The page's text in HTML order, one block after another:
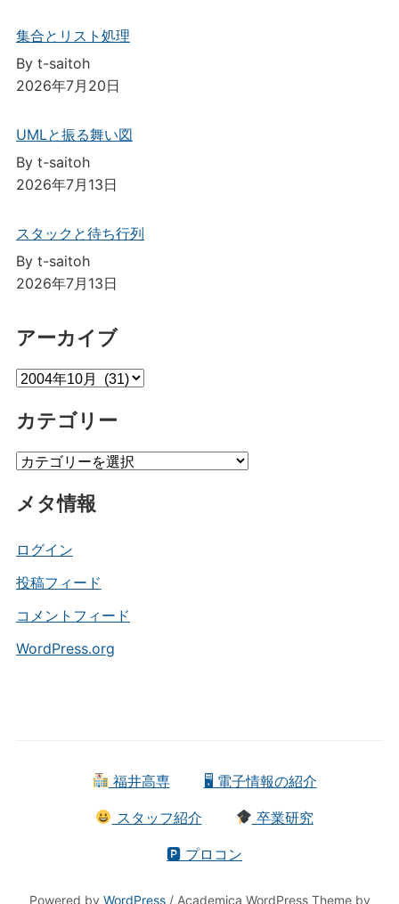
集合とリスト処理
By t-saitoh
2026年7月20日
UMLと振る舞い図
By t-saitoh
2026年7月13日
スタックと待ち行列
By t-saitoh
2026年7月13日
アーカイブ
ア
カ
ブ
カテゴリー
カ
ゴ
ー
メタ情報
ログイン
投稿フィード
コメントフィード
WordPress.org
福井高専 🖥 電子情報の紹介
スタッフ紹介 卒業研究
🅿 プロコン
Powered by WordPress/ Academica WordPress Theme by